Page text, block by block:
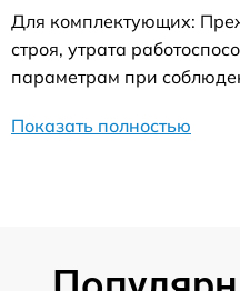
Для комплектующих:
строя, утрата
параметрам при
Показать полностью